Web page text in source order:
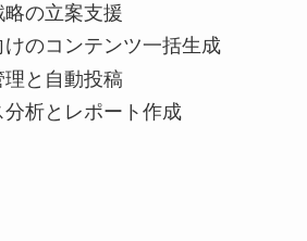
の立案支援
のコンテンツ一括生成
理と自動投稿
析とレポート作成